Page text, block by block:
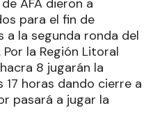
AFA dieron a
para el fin de
a la segunda ronda del
la Región Litoral
8 jugarán la
17 horas dando cierre a
pasará a jugar la